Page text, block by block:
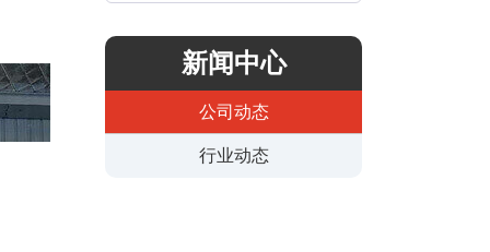
新闻中心
公司动态
行业动态